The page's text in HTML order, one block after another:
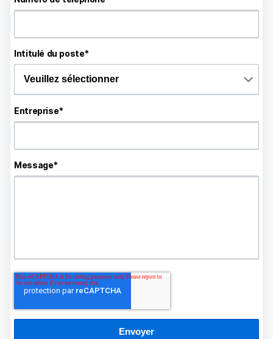
Intitulé du poste*
Entreprise*
Message*